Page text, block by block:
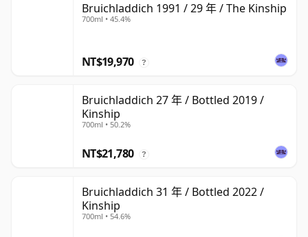
Bruichladdich 1991 / 29 年 / The Kinship
700ml • 45.4%
NT$19,970 ?
Bruichladdich 27 年 / Bottled 2019 /
Kinship
700ml • 50.2%
NT$21,780 ?
Bruichladdich 31 年 / Bottled 2022 /
Kinship
700ml • 54.6%